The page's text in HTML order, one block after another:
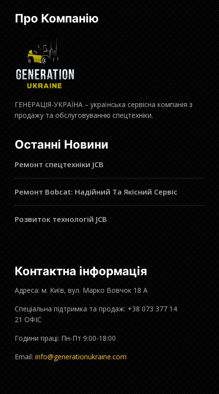
Про Компанію
ГЕНЕРАЦІЯ-УКРАЇНА – українська сервісна компанія з
продажу та обслуговуванню спецтехніки.
Останні Новини
Ремонт спецтехніки JCB
Ремонт Bobcat: Надійний Та Якісний Сервіс
Розвиток технологій JCB
Контактна інформація
Адреса: м. Київ, вул. Марко Вовчок 18 А
Спеціальна підтримка та продаж: +38 073 377 14
21 ОФІС
Години праці: Пн-Пт 9:00-18:00
Email: info@generationukraine.com